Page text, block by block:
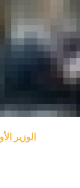
الوزير